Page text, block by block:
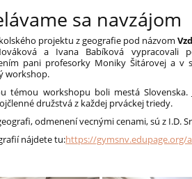
sa navzájom
projektu z geografie pod názvom
a Ivana Babíková vypracovali
pani profesorky Moniky Šitárovej a v
workshop.
témou workshopu boli mestá
družstvá z každej prváckej triedy.
odmenení vecnými cenami, sú z I.D.
nájdete tu:https://gymsnv.edupage.org/